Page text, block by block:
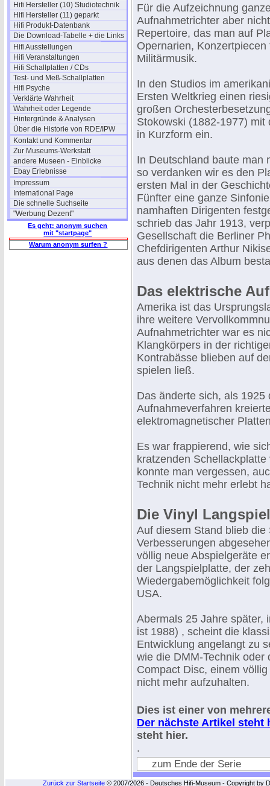
Hifi Hersteller (10) Studiotechnik
Hifi Hersteller (11) geparkt
Hifi Produkt-Datenbank
Die Download-Tabelle + die Links
Hifi Ausstellungen
Hifi Veranstaltungen
Hifi Schallplatten / CDs
Test- und Meß-Schallplatten
Hifi Psyche
Verklärte Wahrheit
Wahrheit oder Legende
Hintergründe & Analysen
Über die Historie von RDE/IPW
Kontakt und Kommentar
Zur Museums-Werkstatt
andere Museen - Einblicke
Ebay Erlebnisse
Impressum
International Page
Die schnelle Suchseite
"Werbung Dezent"
Es geht: anonym suchen
mit "startpage"
Warum anonym surfen ?
Für die Aufzeichnung
Aufnahmetrichter aber
Repertoire, das man auf
Opernarien,
Militärmusik.
In den Studios im
Ersten Weltkrieg einen
großen
Stokowski (1882-1977)
in Kurzform ein.
In Deutschland baute man
so verdanken wir es den
ersten Mal in der
Fünfter eine ganze
namhaften Dirigenten
schrieb das Jahr 1913,
Gesellschaft die Berliner
Chefdirigenten Arthur
aus denen das Album
Das elektrische
Amerika ist das
ihre weitere
Aufnahmetrichter war es
Klangkörpers in der
Kontrabässe blieben auf
spielen ließ.
Das änderte sich, als
Aufnahmeverfahren
elektromagnetischer
Es war frappierend, wie
kratzenden
konnte man vergessen,
Technik nicht mehr erlebt
Die Vinyl
Auf diesem Stand blieb
Verbesserungen
völlig neue Abspielgeräte
der Langspielplatte, der
Wiedergabemöglichkeit
USA.
Abermals 25 Jahre später,
ist 1988) , scheint die
Entwicklung angelangt zu
wie die DMM-Technik
Compact Disc, einem
nicht mehr aufzuhalten.
Dies ist einer von
Der nächste Artikel steht
steht hier.
.
zum Ende der Serie
Zurück zur Startseite © 2007/2026 - Deutsches Hifi-Museum - Copyright by